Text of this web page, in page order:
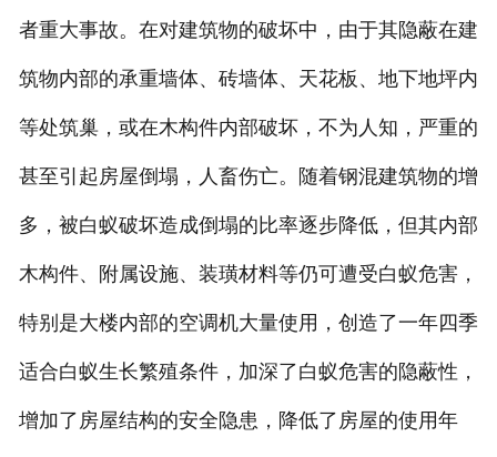
者重大事故。在对建筑物的破坏中，由于其隐蔽在建
筑物内部的承重墙体、砖墙体、天花板、地下地坪内
等处筑巢，或在木构件内部破坏，不为人知，严重的
甚至引起房屋倒塌，人畜伤亡。随着钢混建筑物的增
多，被白蚁破坏造成倒塌的比率逐步降低，但其内部
木构件、附属设施、装璜材料等仍可遭受白蚁危害，
特别是大楼内部的空调机大量使用，创造了一年四季
适合白蚁生长繁殖条件，加深了白蚁危害的隐蔽性，
增加了房屋结构的安全隐患，降低了房屋的使用年